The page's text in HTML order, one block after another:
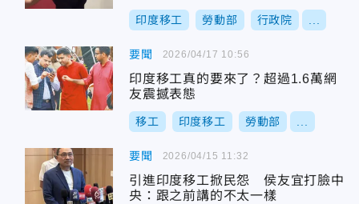
印度移工 勞動部 行政院
要聞
印度移工真的要來了？超過1.6萬網
友震撼表態
移工 印度移工 勞動部
2026/04/17 10:56
要聞
引進印度移工掀民怨 侯友宜打臉中
央：跟之前講的不太一樣
2026/04/15 11:32